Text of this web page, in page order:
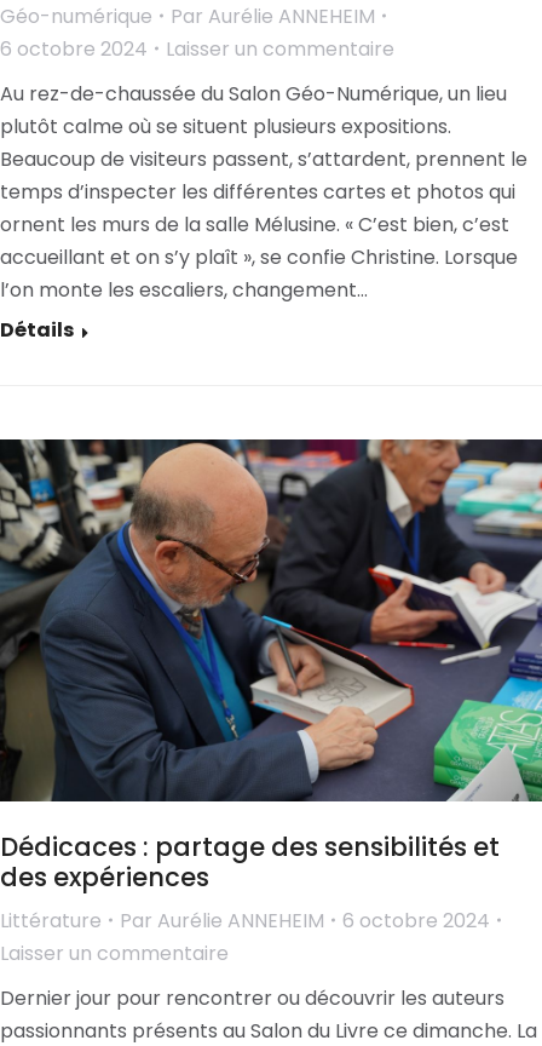
Géo-numérique Par Aurélie ANNEHEIM
6 octobre 2024
Laisser un commentaire
Au rez-de-chaussée du Salon Géo-Numérique, un lieu
plutôt calme où se situent plusieurs expositions.
Beaucoup de visiteurs passent, s’attardent, prennent le
temps d’inspecter les différentes cartes et photos qui
ornent les murs de la salle Mélusine. « C’est bien, c’est
accueillant et on s’y plaît », se confie Christine. Lorsque
l’on monte les escaliers, changement…
Détails
Dédicaces : partage des sensibilités et
des expériences
Littérature Par Aurélie ANNEHEIM
6 octobre 2024
Laisser un commentaire
Dernier jour pour rencontrer ou découvrir les auteurs
passionnants présents au Salon du Livre ce dimanche. La